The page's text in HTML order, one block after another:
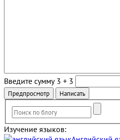
Введите сумму 3 + 3
Изучение языков: